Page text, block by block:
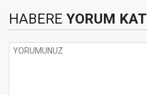
HABERE YORUM KAT